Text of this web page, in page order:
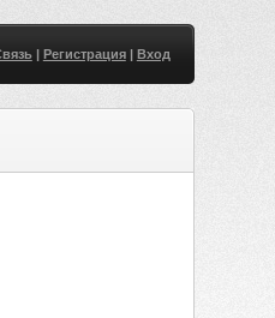
| Регистрация| Вход